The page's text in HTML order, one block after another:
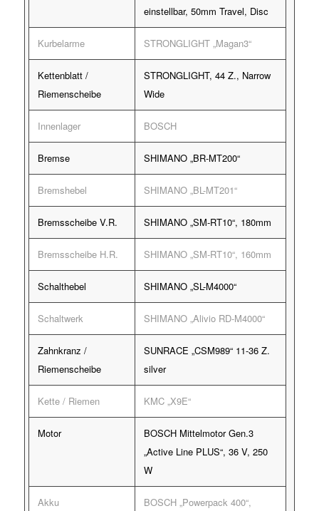
einstellbar, 50mm Travel, Disc
Kurbelarme STRONGLIGHT „Magan3“
Kettenblatt /
Riemenscheibe
STRONGLIGHT, 44 Z., Narrow
Wide
Innenlager BOSCH
Bremse SHIMANO „BR-MT200“
Bremshebel SHIMANO „BL-MT201“
Bremsscheibe V.R. SHIMANO „SM-RT10“, 180mm
Bremsscheibe H.R. SHIMANO „SM-RT10“, 160mm
Schalthebel SHIMANO „SL-M4000“
Schaltwerk SHIMANO „Alivio RD-M4000“
Zahnkranz /
Riemenscheibe
SUNRACE „CSM989“ 11-36 Z.
silver
Kette / Riemen KMC „X9E“
Motor
BOSCH Mittelmotor Gen.3
„Active Line PLUS“, 36 V, 250
W
Akku
BOSCH „Powerpack 400“,